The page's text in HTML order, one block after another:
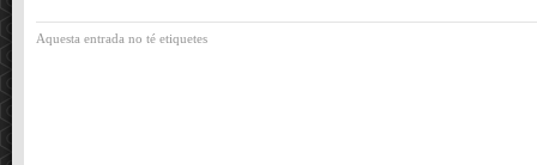
Aquesta entrada no té etiquetes